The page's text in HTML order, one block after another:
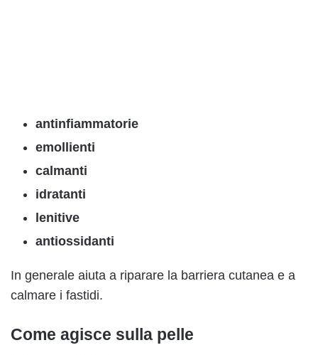
antinfiammatorie
emollienti
calmanti
idratanti
lenitive
antiossidanti
In generale aiuta a riparare la barriera cutanea e a
calmare i fastidi.
Come agisce sulla pelle